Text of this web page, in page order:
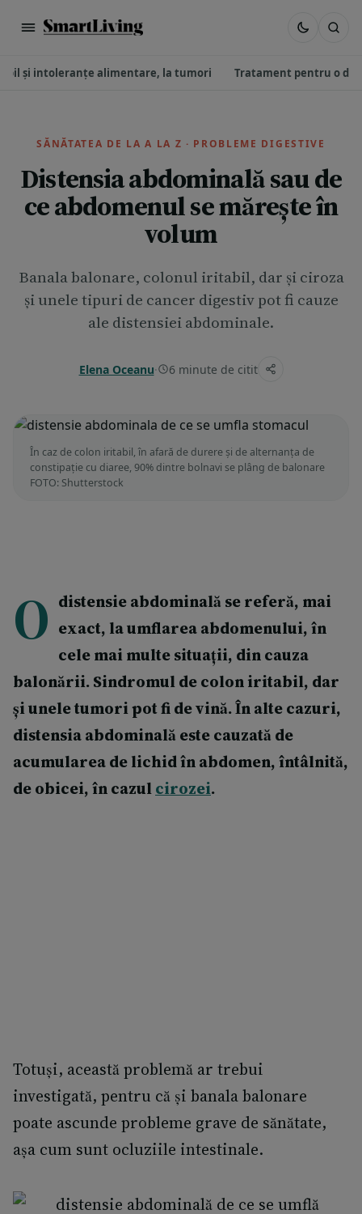
și intoleranțe alimentare, la tumori Tratament pentru o
SĂNĂTATEA DE LA A LA Z · PROBLEME DIGESTIVE
Distensia abdominală sau de
ce abdomenul se mărește în
volum
Banala balonare, colonul iritabil, dar și ciroza
și unele tipuri de cancer digestiv pot fi cauze
ale distensiei abdominale.
Elena Oceanu· 6 minute de citit
În caz de colon iritabil, în afară de durere și de alternanța de
constipație cu diaree, 90% dintre bolnavi se plâng de balonare
FOTO: Shutterstock
O distensie abdominală se referă, mai
exact, la umflarea abdomenului, în
cele mai multe situații, din cauza
balonării. Sindromul de colon iritabil, dar
și unele tumori pot fi de vină. În alte cazuri,
distensia abdominală este cauzată de
acumularea de lichid în abdomen, întâlnită,
de obicei, în cazulcirozei.
Totuși, această problemă ar trebui
investigată, pentru că și banala balonare
poate ascunde probleme grave de sănătate,
așa cum sunt ocluziile intestinale.